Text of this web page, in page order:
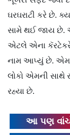
ઘરઘરાટી કરે છે.
સામે થઈ જાય છે.
એટલે એના કૅરટેકરે
નામ આપ્યું છે.
લોકો એમની સાથે
રહ્યા છે.
આ પણ